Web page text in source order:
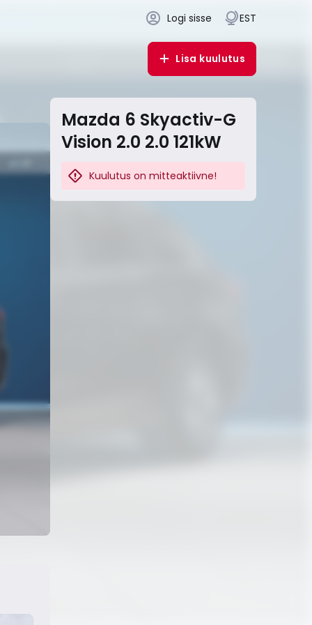
Logi sisse EST
Lisa kuulutus
Mazda 6 Skyactiv-G
Vision 2.0 2.0 121kW
Kuulutus on mitteaktiivne!